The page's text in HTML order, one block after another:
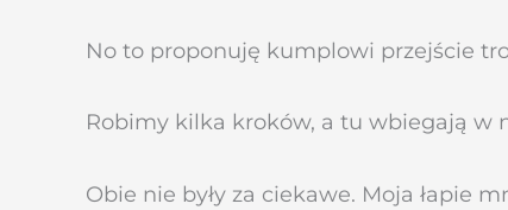
No to proponuję kumplowi przejście
Robimy kilka kroków, a tu wbiegają w
Obie nie były za ciekawe. Moja łapie